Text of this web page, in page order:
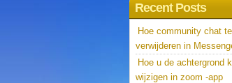
Recent Posts
Hoe community chat te
verwijderen in
Hoe u de achtergrond
wijzigen in zoom -app